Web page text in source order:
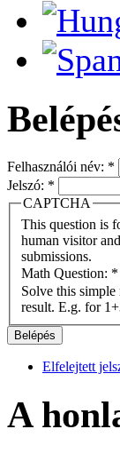
Felhasználói név: *
Jelszó: *
CAPTCHA
This question is
human visitor
submissions.
Math Question: *
Solve this simple
result. E.g. for
Elfelejtett
A